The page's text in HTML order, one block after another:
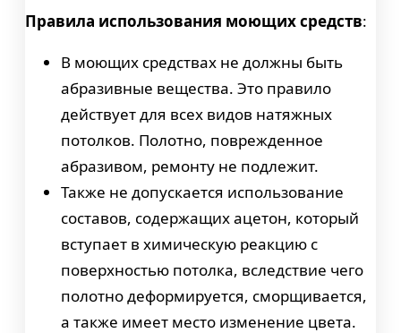
Правила использования моющих средств:
В моющих средствах не должны быть
абразивные вещества. Это правило
действует для всех видов натяжных
потолков. Полотно, поврежденное
абразивом, ремонту не подлежит.
Также не допускается использование
составов, содержащих ацетон, который
вступает в химическую реакцию с
поверхностью потолка, вследствие чего
полотно деформируется, сморщивается,
а также имеет место изменение цвета.